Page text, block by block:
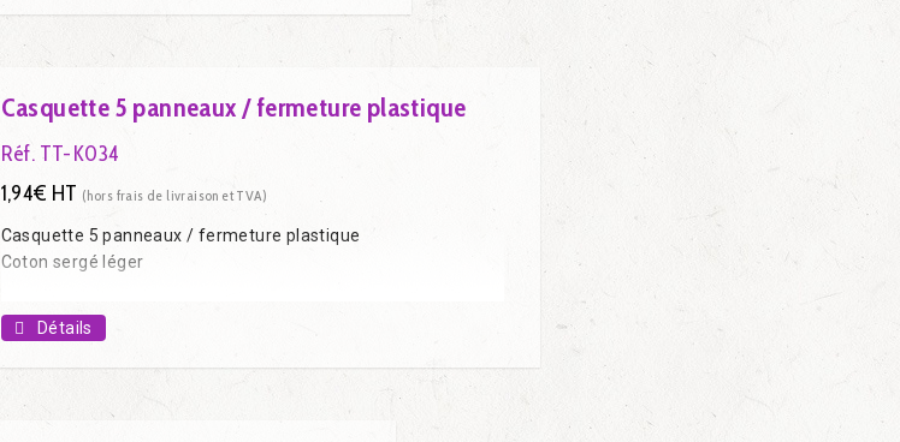
Casquette 5 panneaux / fermeture plastique
Réf. TT-K034
1,94€ HT (hors frais de livraison et TVA)
Casquette 5 panneaux / fermeture plastique
Coton sergé léger
Détails